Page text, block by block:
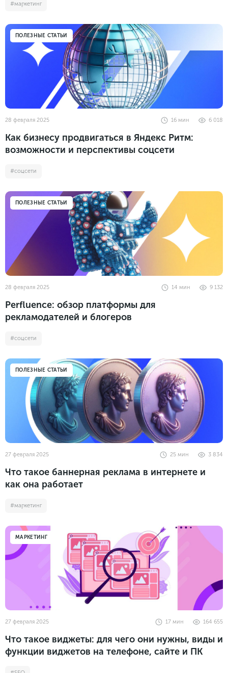
#маркетинг
ПОЛЕЗНЫЕ СТАТЬИ
28 февраля 2025 6 018
16 мин
Как бизнесу продвигаться в Яндекс Ритм:
возможности и перспективы соцсети
#соцсети
ПОЛЕЗНЫЕ СТАТЬИ
28 февраля 2025 9 132
14 мин
Perfluence: обзор платформы для
рекламодателей и блогеров
#соцсети
ПОЛЕЗНЫЕ СТАТЬИ
27 февраля 2025 3 834
25 мин
Что такое баннерная реклама в интернете и
как она работает
#маркетинг
МАРКЕТИНГ
27 февраля 2025 164 655
17 мин
Что такое виджеты: для чего они нужны, виды и
функции виджетов на телефоне, сайте и ПК